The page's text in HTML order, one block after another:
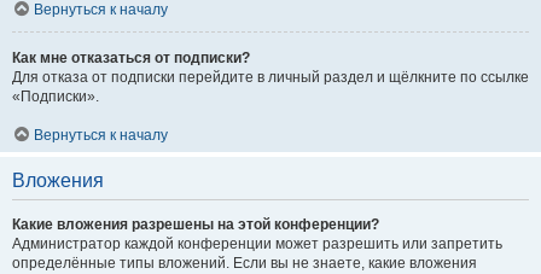
Вернуться к началу
Как мне отказаться от подписки?
Для отказа от подписки перейдите в личный раздел и щёлкните по ссылке
«Подписки».
Вернуться к началу
Вложения
Какие вложения разрешены на этой конференции?
Администратор каждой конференции может разрешить или запретить
определённые типы вложений. Если вы не знаете, какие вложения